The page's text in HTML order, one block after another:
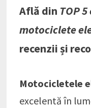
Află din TOP
motociclete
recenzii și
Motocicletele
excelentă în